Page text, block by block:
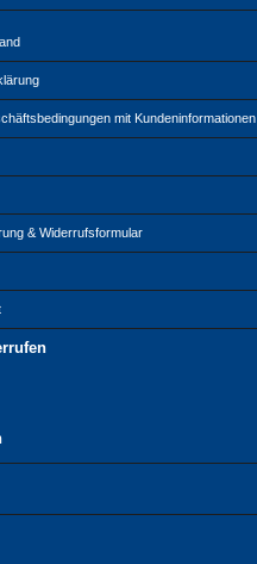
mit Kundeninformationen
& Widerrufsformular